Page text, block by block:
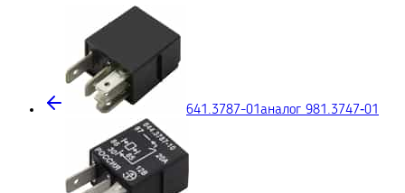
641.3787-01аналог 981.3747‑01